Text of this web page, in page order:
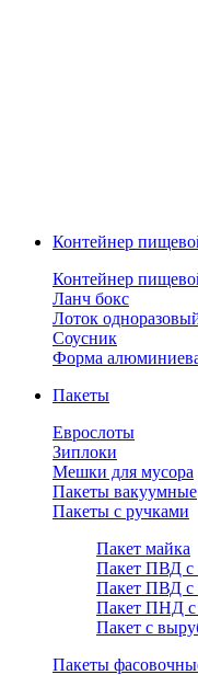
Контейнер
Контейнер
Ланч бокс
Лоток
Соусник
Форма
Пакеты
Еврослоты
Зиплоки
Мешки для мусора
Пакеты вакуумные
Пакеты с ручками
Пакет майка
Пакет ПВД с
Пакет ПВД с
Пакет ПНД с
Пакет с
Пакеты